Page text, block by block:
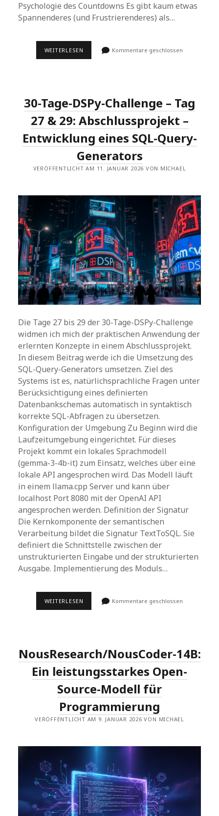
Psychologie des Countdowns Es gibt kaum etwas
Spannenderes (und Frustrierenderes) als…
WEITERLESEN DAUERT
ERNEUT
(VERSUCH
10
VON
10)
Kommentare geschlossen
30-Tage-DSPy-Challenge – Tag
27 & 29: Abschlussprojekt –
Entwicklung eines SQL-Query-
Generators
VERÖFFENTLICHT AM 11. JANUAR 2026 VON MICHAEL
Die Tage 27 bis 29 der 30-Tage-DSPy-Challenge
widmen ich mich der praktischen Anwendung der
erlernten Konzepte in einem Abschlussprojekt.
In diesem Beitrag werde ich die Umsetzung des
SQL-Query-Generators umsetzen. Ziel des
Systems ist es, natürlichsprachliche Fragen unter
Berücksichtigung eines definierten
Datenbankschemas automatisch in syntaktisch
korrekte SQL-Abfragen zu übersetzen.
Konfiguration der Umgebung Zu Beginn wird die
Laufzeitumgebung eingerichtet. Für dieses
Projekt kommt ein lokales Sprachmodell
(gemma-3-4b-it) zum Einsatz, welches über eine
lokale API angesprochen wird. Das Modell läuft
in einem llama.cpp Server und kann über
localhost Port 8080 mit der OpenAI API
angesprochen werden. Definition der Signatur
Die Kernkomponente der semantischen
Verarbeitung bildet die Signatur TextToSQL. Sie
definiert die Schnittstelle zwischen der
unstrukturierten Eingabe und der strukturierten
Ausgabe. Implementierung des Moduls…
WEITERLESEN
&
29:
ABSCHLUSSPROJEKT
ENTWICKLUNG
EINES
SQL-
QUERY-
GENERATORS
Kommentare geschlossen
NousResearch/NousCoder-14B:
Ein leistungsstarkes Open-
Source-Modell für
Programmierung
VERÖFFENTLICHT AM 9. JANUAR 2026 VON MICHAEL